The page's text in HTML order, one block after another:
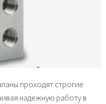
проходят строгие
надежную работу в